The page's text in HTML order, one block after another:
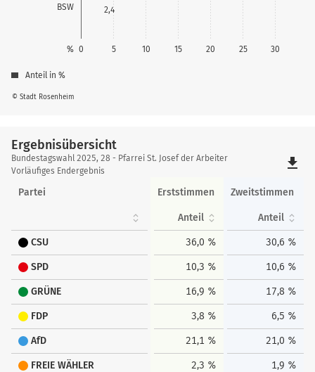
BSW
0 5 10 15 20 25 30
%
2,4
© Stadt Rosenheim
Anteil in %
Ergebnisübersicht
Ergebnisübersicht
Bundestagswahl 2025, 28 - Pfarrei St. Josef der Arbeiter
Vorläufiges Endergebnis
file_download
Partei Erststimmen Zweitstimmen
Anteil Anteil
CSU 36,0 % 30,6 %
SPD 10,3 % 10,6 %
GRÜNE 16,9 % 17,8 %
FDP 3,8 % 6,5 %
AfD 21,1 % 21,0 %
FREIE WÄHLER 2,3 % 1,9 %